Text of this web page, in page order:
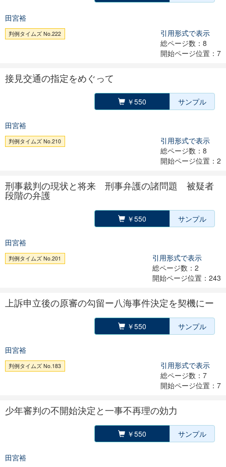
田宮裕
判例タイムズ No.222
引用形式で表示
総ページ数：8
開始ページ位置：7
接見交通の指定をめぐって
￥550 サンプル
田宮裕
判例タイムズ No.210
引用形式で表示
総ページ数：8
開始ページ位置：2
刑事裁判の現状と将来 刑事弁護の諸問題 被疑者
段階の弁護
￥550 サンプル
田宮裕
判例タイムズ No.201
引用形式で表示
総ページ数：2
開始ページ位置：243
上訴申立後の原審の勾留ー八海事件決定を契機にー
￥550 サンプル
田宮裕
判例タイムズ No.183
引用形式で表示
総ページ数：7
開始ページ位置：7
少年審判の不開始決定と一事不再理の効力
￥550 サンプル
田宮裕